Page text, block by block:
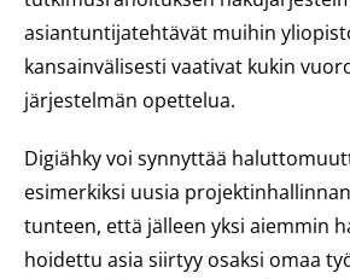
asiantuntijatehtävät muihin
kansainvälisesti vaativat kukin
järjestelmän opettelua.
Digiähky voi synnyttää
esimerkiksi uusia
tunteen, että jälleen yksi aiemmin
hoidettu asia siirtyy osaksi omaa